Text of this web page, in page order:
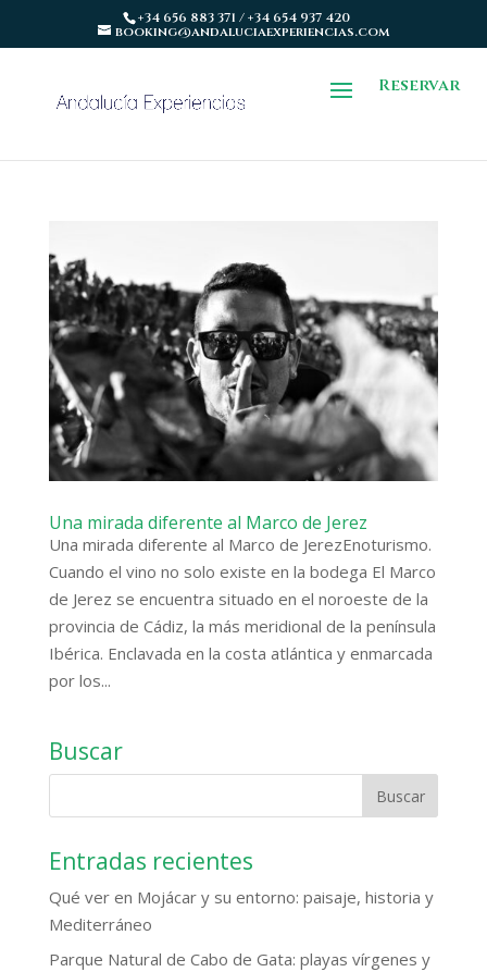
+34 656 883 371 / +34 654 937 420
booking@andaluciaexperiencias.com
Reservar
Una mirada diferente al Marco de Jerez
Una mirada diferente al Marco de JerezEnoturismo.
Cuando el vino no solo existe en la bodega El Marco
de Jerez se encuentra situado en el noroeste de la
provincia de Cádiz, la más meridional de la península
Ibérica. Enclavada en la costa atlántica y enmarcada
por los...
Buscar
Entradas recientes
Qué ver en Mojácar y su entorno: paisaje, historia y
Mediterráneo
Parque Natural de Cabo de Gata: playas vírgenes y